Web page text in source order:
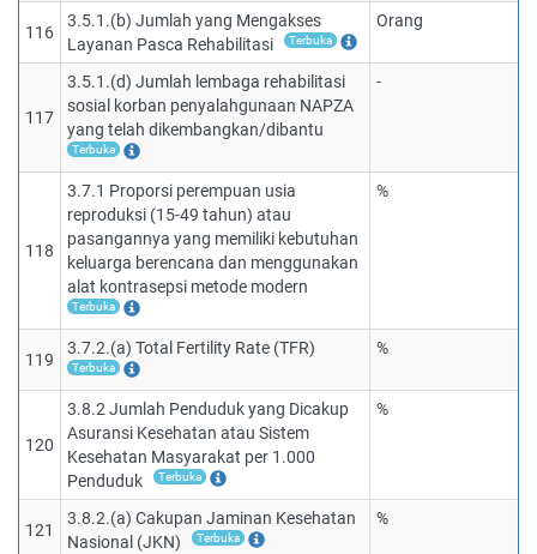
116
3.5.1.(b) Jumlah yang Mengakses
Layanan Pasca Rehabilitasi
Terbuka
Orang
117
3.5.1.(d) Jumlah lembaga rehabilitasi
sosial korban penyalahgunaan NAPZA
yang telah dikembangkan/dibantu
Terbuka
-
118
3.7.1 Proporsi perempuan usia
reproduksi (15-49 tahun) atau
pasangannya yang memiliki kebutuhan
keluarga berencana dan menggunakan
alat kontrasepsi metode modern
Terbuka
%
119
3.7.2.(a) Total Fertility Rate (TFR)
Terbuka
%
120
3.8.2 Jumlah Penduduk yang Dicakup
Asuransi Kesehatan atau Sistem
Kesehatan Masyarakat per 1.000
Penduduk
Terbuka
%
121
3.8.2.(a) Cakupan Jaminan Kesehatan
Nasional (JKN)
Terbuka
%